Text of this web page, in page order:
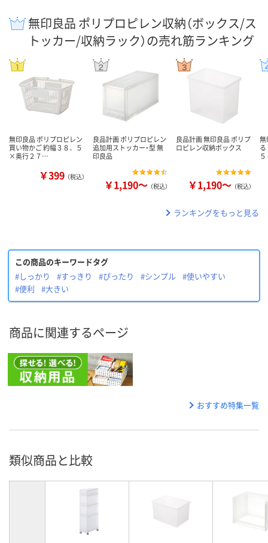
無印良品 ポリプロピレン収納（ボックス/ス
トッカー/収納ラック）の売れ筋ランキング
無印良品 ポリプロピレン
買い物かご 約幅３８．５
×奥行２７…
￥399 （税込）
良品計画 ポリプロピレン
追加用ストッカー・型 無
印良品
￥1,190～ （税込）
良品計画 無印良品 ポリプ
ロピレン収納ボックス
￥1,190～ （税込）
無
ランキングをもっと見る
この商品のキーワードタグ
#しっかり
#すっきり #ぴったり #シンプル
#使いやすい
#便利
#大きい
商品に関連するページ
おすすめ特集一覧
類似商品と比較